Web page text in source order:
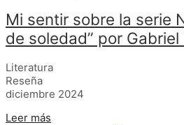
Mi sentir sobre la serie
de soledad” por Gabriel
Literatura
Reseña
diciembre 2024
Leer más